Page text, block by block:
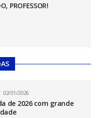
PROFESSOR!
02/01/2026
de 2026 com grande